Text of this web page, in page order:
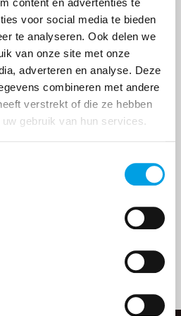
content en advertenties te
voor social media te bieden
te analyseren. Ook delen we
van onze site met onze
adverteren en analyse. Deze
combineren met andere
verstrekt of die ze hebben
gebruik van hun services.
voor u klaar!